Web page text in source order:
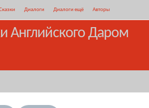
Диалоги Диалоги ещё Авторы
Английского Даром